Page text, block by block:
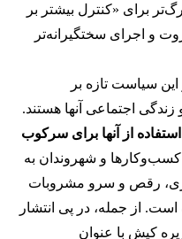
برای «کنترل بیشتر بر
و اجرای سختگیرانه‌تر
سیاست‌ تازه بر
اجتماعی آنها هستند.
از آنها برای سرکوب
و شهروندان به
رقص و سرو مشروبات
از جمله، در پی انتشار
کیش با عنوان